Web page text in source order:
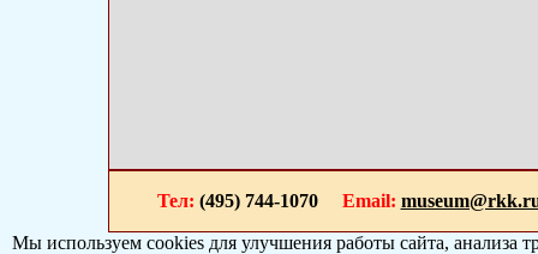
Тел: (495) 744-1070 Email:
Мы используем cookies для улучшения работы сайта, анализа